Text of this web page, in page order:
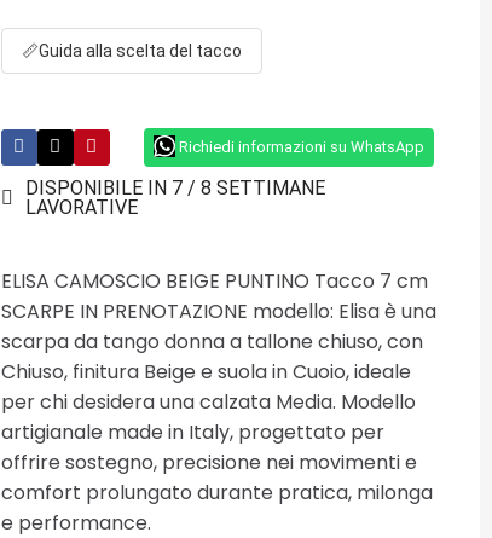
📏Guida alla scelta del tacco
Richiedi informazioni su WhatsApp
DISPONIBILE IN 7 / 8 SETTIMANE
LAVORATIVE
ELISA CAMOSCIO BEIGE PUNTINO Tacco 7 cm
SCARPE IN PRENOTAZIONE modello: Elisa è una
scarpa da tango donna a tallone chiuso, con
Chiuso, finitura Beige e suola in Cuoio, ideale
per chi desidera una calzata Media. Modello
artigianale made in Italy, progettato per
offrire sostegno, precisione nei movimenti e
comfort prolungato durante pratica, milonga
e performance.